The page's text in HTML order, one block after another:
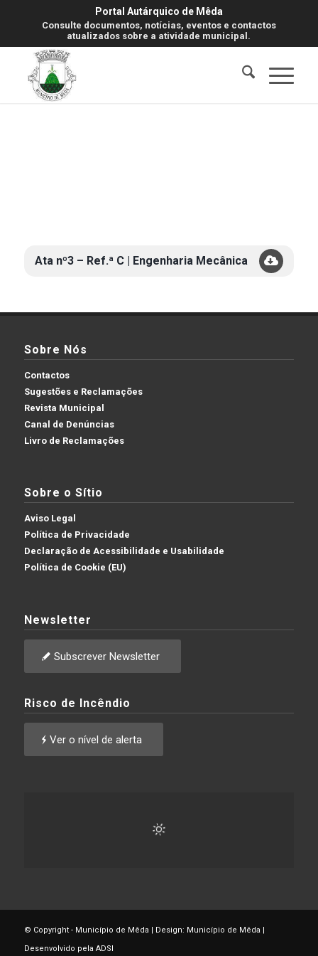
Portal Autárquico de Mêda
Consulte documentos, notícias, eventos e contactos
atualizados sobre a atividade municipal.
Ata nº3 – Ref.ª C | Engenharia Mecânica
Sobre Nós
Contactos
Sugestões e Reclamações
Revista Municipal
Canal de Denúncias
Livro de Reclamações
Sobre o Sítio
Aviso Legal
Política de Privacidade
Declaração de Acessibilidade e Usabilidade
Política de Cookie (EU)
Newsletter
Subscrever Newsletter
Risco de Incêndio
Ver o nível de alerta
© Copyright - Município de Mêda | Design: Município de Mêda |
Desenvolvido pela ADSI